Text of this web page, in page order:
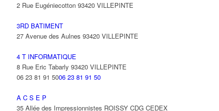
2 Rue Eugéniecotton 93420 VILLEPINTE
3RD BATIMENT
27 Avenue des Aulnes 93420 VILLEPINTE
4 T INFORMATIQUE
8 Rue Eric Tabarly 93420 VILLEPINTE
06 23 81 91 5006 23 81 91 50
A C S E P
35 Allée des Impressionnistes ROISSY CDG CEDEX